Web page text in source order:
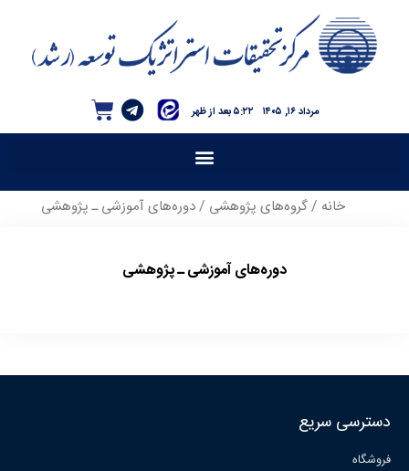
۵:۲۲ بعد از ظهر مرداد ۱۶, ۱۴۰۵
خانه /گروه‌های پژوهشی / دوره‌های آموزشی ـ پژوهشی
دوره‌های آموزشی ـ پژوهشی
دسترسی سریع
فروشگاه